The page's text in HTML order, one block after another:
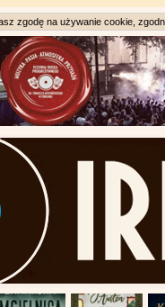
zgodę na używanie cookie,